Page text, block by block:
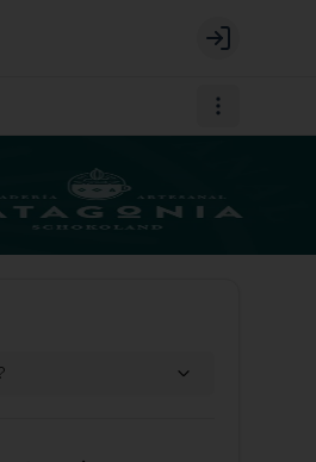
Login